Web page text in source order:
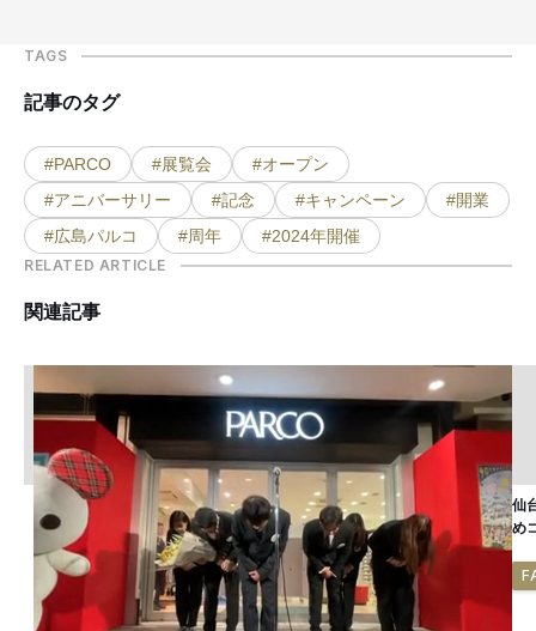
TAGS
記事のタグ
#PARCO #展覧会
#オープン
#アニバーサリー
#記念 #キャンペーン
#開業
#広島パルコ
#周年 #2024年開催
RELATED ARTICLE
関連記事
仙
め